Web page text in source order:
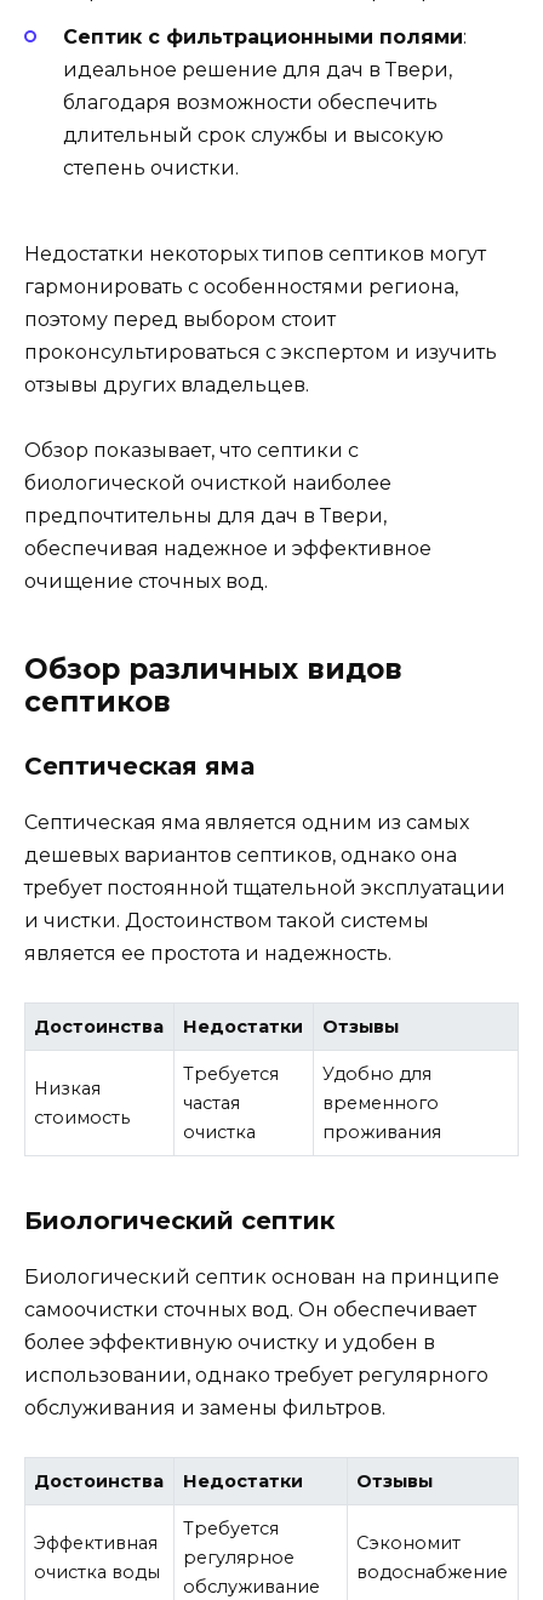
Септик с фильтрационными полями:
идеальное решение для дач в Твери,
благодаря возможности обеспечить
длительный срок службы и высокую
степень очистки.
Недостатки некоторых типов септиков могут
гармонировать с особенностями региона,
поэтому перед выбором стоит
проконсультироваться с экспертом и изучить
отзывы других владельцев.
Обзор показывает, что септики с
биологической очисткой наиболее
предпочтительны для дач в Твери,
обеспечивая надежное и эффективное
очищение сточных вод.
Обзор различных видов
септиков
Септическая яма
Септическая яма является одним из самых
дешевых вариантов септиков, однако она
требует постоянной тщательной эксплуатации
и чистки. Достоинством такой системы
является ее простота и надежность.
Достоинства Недостатки Отзывы
Низкая
стоимость
Требуется
частая
очистка
Удобно для
временного
проживания
Биологический септик
Биологический септик основан на принципе
самоочистки сточных вод. Он обеспечивает
более эффективную очистку и удобен в
использовании, однако требует регулярного
обслуживания и замены фильтров.
Достоинства Недостатки Отзывы
Эффективная
очистка воды
Требуется
регулярное
обслуживание
Сэкономит
водоснабжение